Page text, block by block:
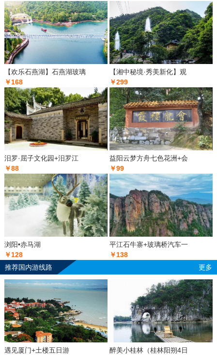
【欢乐石燕湖】石燕湖玻璃
￥168
【湘中秘境·秀美新化】观
￥299
汨罗·屈子文化园+汨罗江
￥88
益阳云梦方舟七色花洲+会
￥99
浏阳•赤马湖
￥128
平江石牛寨+玻璃桥汽车一
￥138
推荐国内游线路
更多
遇见厦门+土楼五日游
醉美小桂林（桂林阳朔4日